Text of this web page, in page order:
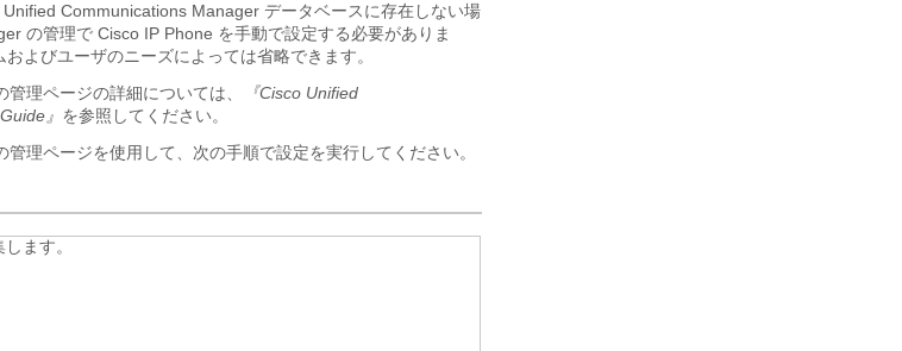
Communications Manager データベースに存在しない場
の管理で Cisco IP Phone を手動で設定する必要がありま
よびユーザのニーズによっては省略できます。
理ページの詳細については、
『Cisco Unified
』 を参照してください。
理ページを使用して、次の手順で設定を実行してください。
ます。